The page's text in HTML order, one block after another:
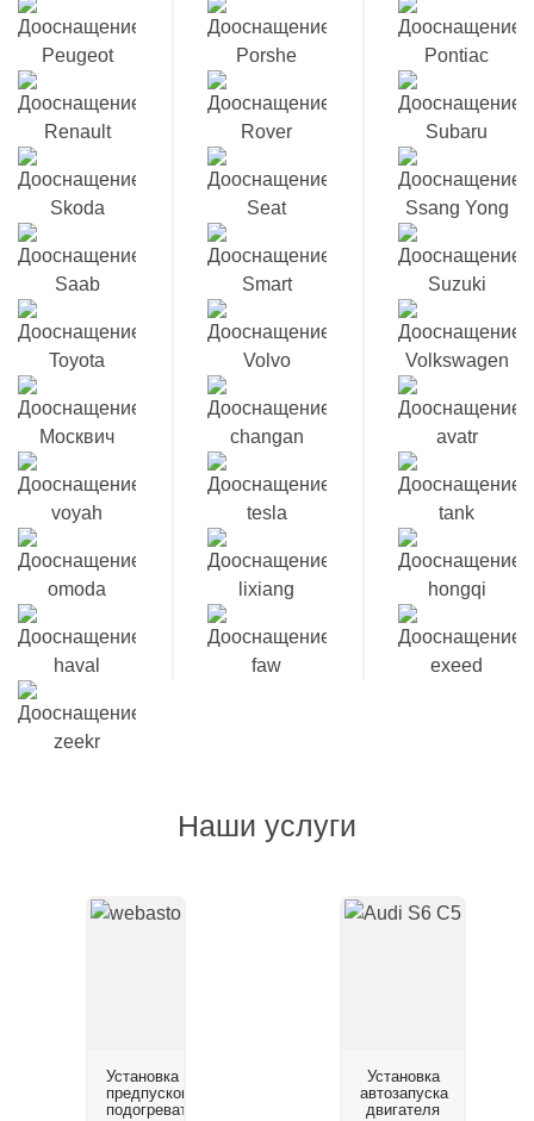
Наши услуги
Установка
предпускового
подогревателя
Установка
автозапуска
двигателя